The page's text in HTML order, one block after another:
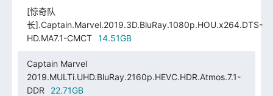
[惊奇队
长].Captain.Marvel.2019.3D.BluRay.1080p.HOU.x264.DTS-
HD.MA7.1-CMCT
14.51GB
Captain Marvel
2019.MULTi.UHD.BluRay.2160p.HEVC.HDR.Atmos.7.1-
DDR
22.71GB